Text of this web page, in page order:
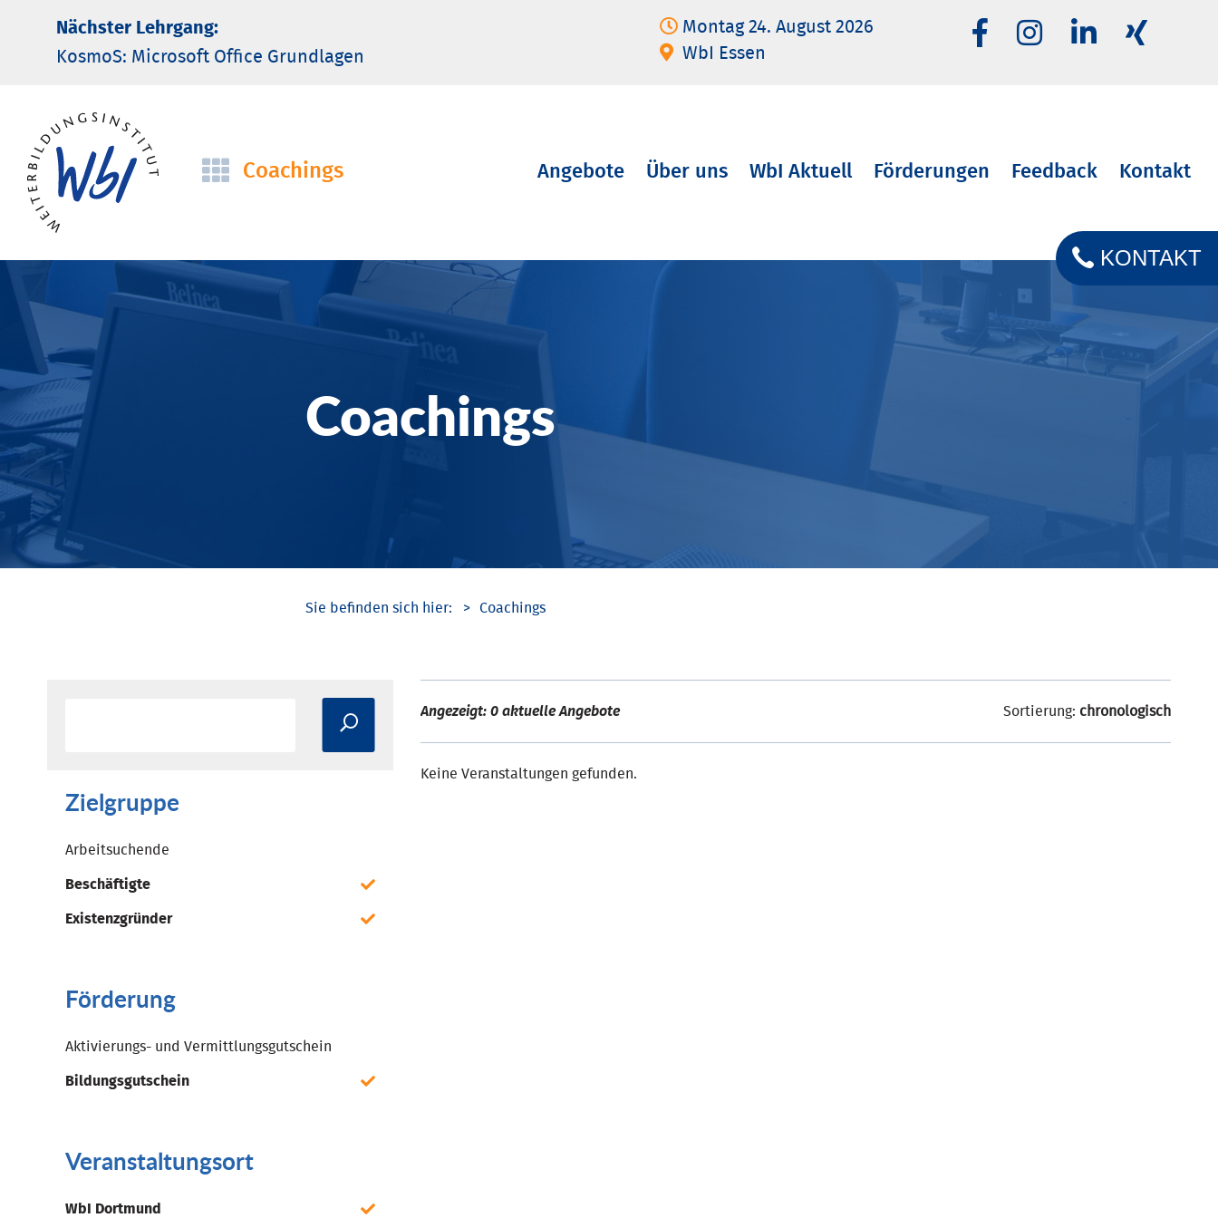
Nächster Lehrgang:
KosmoS: Microsoft Office Grund­lagen
Montag 24. August 2026
WbI Essen
Navigation
Coachings
Navigation
Angebote Über uns WbI Aktuell Förderungen Feedback Kontakt
Coachings
KONTAKT
Coachings
Zielgruppe
Arbeitsuchende
Beschäftigte
Existenzgründer
Förderung
Aktivierungs- und Vermittlungsgutschein
Bildungsgutschein
Veranstaltungsort
WbI Dortmund
Angezeigt: 0 aktuelle Angebote Sortierung: chronologisch
Keine Veranstaltungen gefunden.